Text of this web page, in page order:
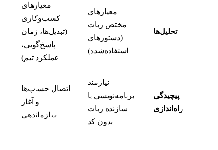
تحلیل‌ها
معیارهای
مختص ربات
(دستورهای
استفاده‌شده)
معیارهای
کسب‌وکاری
(تبدیل‌ها، زمان
پاسخ‌گویی،
عملکرد تیم)
پیچیدگی
راه‌اندازی
نیازمند
برنامه‌نویسی یا
سازنده ربات
بدون کد
اتصال حساب‌ها
و آغاز
سازماندهی